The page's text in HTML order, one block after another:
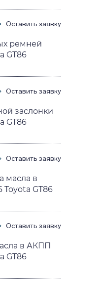
Оставить заявку
ремней
GT86
Оставить заявку
заслонки
GT86
Оставить заявку
масла в
GT86
Оставить заявку
в АКПП
GT86